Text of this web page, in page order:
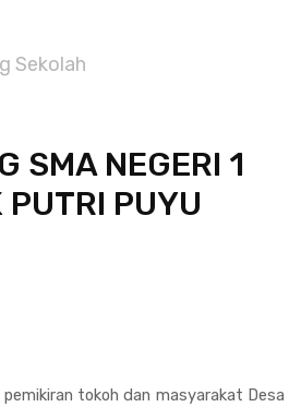
Sekolah
SMA NEGERI 1
PUTRI PUYU
tokoh dan masyarakat Desa